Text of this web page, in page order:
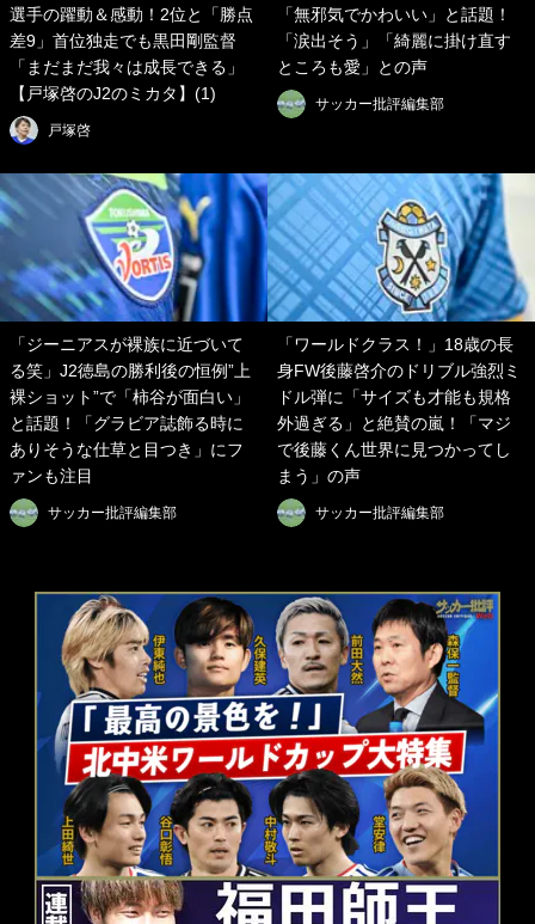
選手の躍動＆感動！2位と「勝点
差9」首位独走でも黒田剛監督
「まだまだ我々は成長できる」
【戸塚啓のJ2のミカタ】(1)
戸塚啓
「無邪気でかわいい」と話題！
「涙出そう」「綺麗に掛け直す
ところも愛」との声
サッカー批評編集部
「ジーニアスが裸族に近づいて
る笑」J2徳島の勝利後の恒例”上
裸ショット”で「柿谷が面白い」
と話題！「グラビア誌飾る時に
ありそうな仕草と目つき」にフ
ァンも注目
サッカー批評編集部
「ワールドクラス！」18歳の長
身FW後藤啓介のドリブル強烈ミ
ドル弾に「サイズも才能も規格
外過ぎる」と絶賛の嵐！「マジ
で後藤くん世界に見つかってし
まう」の声
サッカー批評編集部